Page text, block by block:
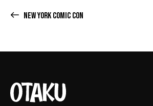
NEW YORK COMIC CON